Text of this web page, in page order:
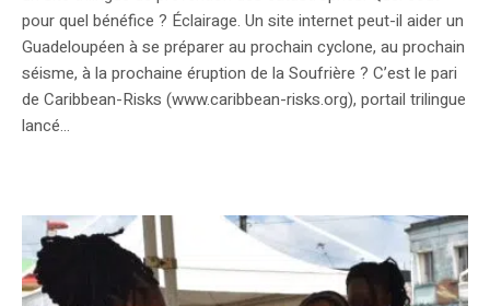
pour quel bénéfice ? Éclairage. Un site internet peut-il aider un
Guadeloupéen à se préparer au prochain cyclone, au prochain
séisme, à la prochaine éruption de la Soufrière ? C’est le pari
de Caribbean-Risks (www.caribbean-risks.org), portail trilingue
lancé...